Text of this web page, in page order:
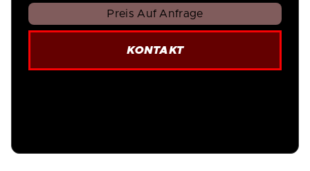
Preis Auf Anfrage
KONTAKT